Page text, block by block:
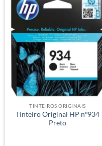
TINTEIROS ORIGINAIS
Tinteiro Original HP nº934
Preto